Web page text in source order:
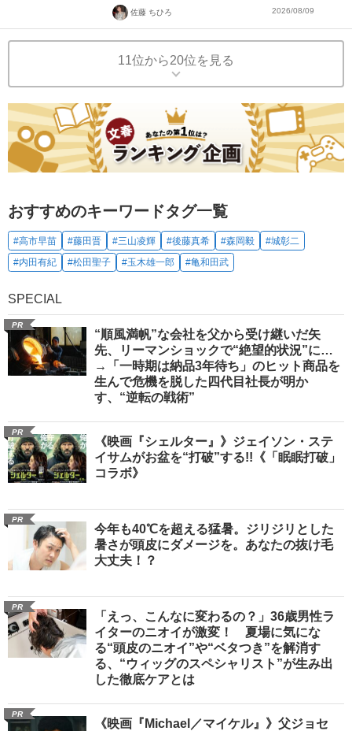
佐藤 ちひろ 2026/08/09
11位から20位を見る
おすすめのキーワードタグ一覧
#高市早苗 #藤田晋 #三山凌輝 #後藤真希 #森岡毅
#城彰二
#内田有紀
#松田聖子 #玉木雄一郎 #亀和田武
SPECIAL
PR
“順風満帆”な会社を父から受け継いだ矢
先、リーマンショックで“絶望的状況”に…
→「一時期は納品3年待ち」のヒット商品を
生んで危機を脱した四代目社長が明か
す、“逆転の戦術”
PR
《映画『シェルター』》ジェイソン・ステ
イサムがお盆を“打破”する!!《「眠眠打破」
コラボ》
PR
今年も40℃を超える猛暑。ジリジリとした
暑さが頭皮にダメージを。あなたの抜け毛
大丈夫！？
PR
「えっ、こんなに変わるの？」36歳男性ラ
イターのニオイが激変！ 夏場に気にな
る“頭皮のニオイ”や“ベタつき”を解消す
る、“ウィッグのスペシャリスト”が生み出
した徹底ケアとは
PR
《映画『Michael／マイケル』》父ジョセ